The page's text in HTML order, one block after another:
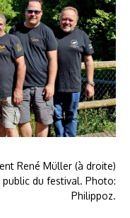
René Müller (à droite)
du festival. Photo:
Philippoz.